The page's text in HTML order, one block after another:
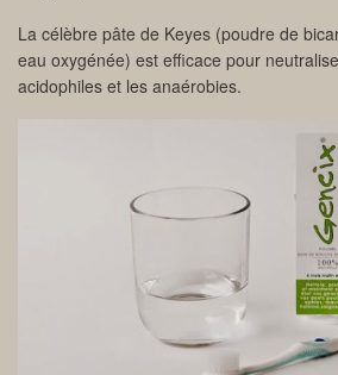
La célèbre pâte de Keyes (poudre de
eau oxygénée) est efficace pour
acidophiles et les anaérobies.